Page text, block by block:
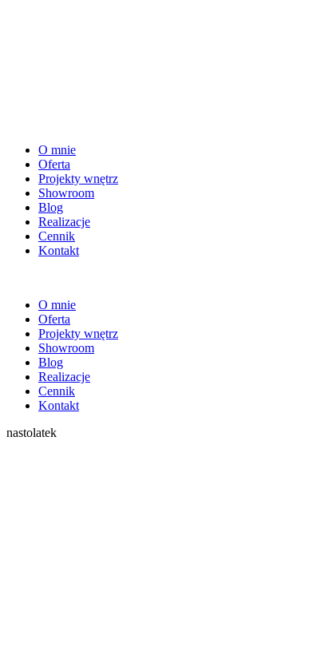
O mnie
Oferta
Projekty wnętrz
Showroom
Blog
Realizacje
Cennik
Kontakt
O mnie
Oferta
Projekty wnętrz
Showroom
Blog
Realizacje
Cennik
Kontakt
nastolatek